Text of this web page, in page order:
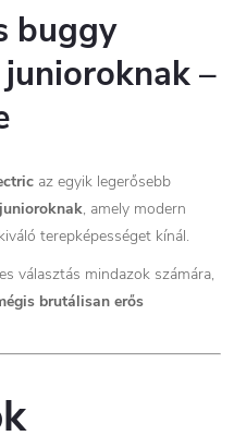
buggy
–
az egyik legerősebb
, amely modern
terepképességet kínál.
választás mindazok számára,
brutálisan erős